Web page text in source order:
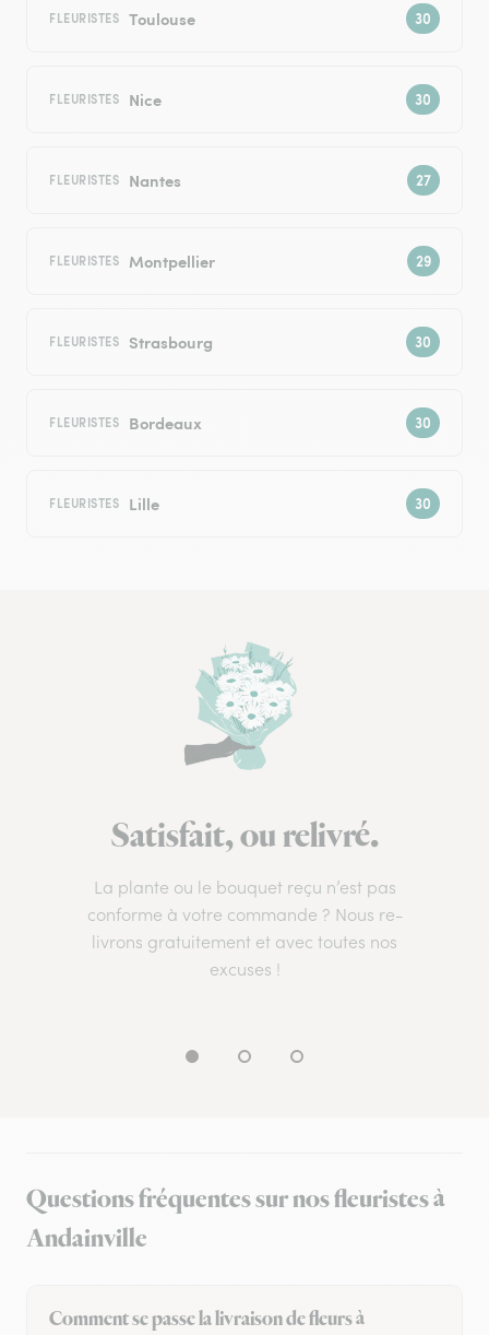
FLEURISTES Toulouse
FLEURISTES Nice
FLEURISTES Nantes
FLEURISTES Montpellier
FLEURISTES Strasbourg
FLEURISTES Bordeaux
FLEURISTES Lille
Satisfait, ou relivré.
La plante ou le bouquet reçu n’est pas
conforme à votre commande ? Nous re-
livrons gratuitement et avec toutes nos
excuses !
Questions fréquentes sur nos fleuristes à
Andainville
Comment se passe la livraison de fleurs à